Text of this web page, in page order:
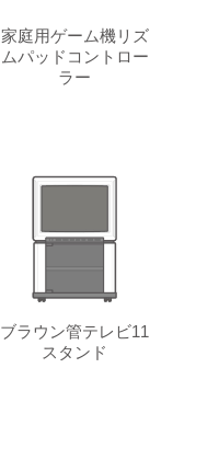
家庭用ゲーム機リズ
ムパッドコントロー
ラー
ブラウン管テレビ11
スタンド